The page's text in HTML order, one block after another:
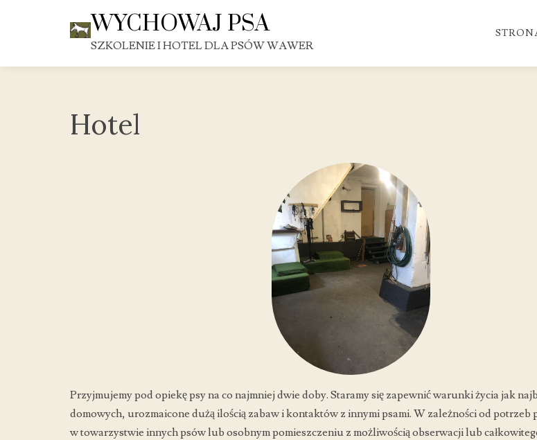
WYCHOWAJ PSA
SZKOLENIE I HOTEL DLA PSÓW WAWER
Hotel
Przyjmujemy pod opiekę psy na co najmniej dwie doby. Staramy się zapewnić warunki życia jak
domowych, urozmaicone dużą ilością zabaw i kontaktów z innymi psami. W zależności od potrzeb
w towarzystwie innych psów lub osobnym pomieszczeniu z możliwością obserwacji lub